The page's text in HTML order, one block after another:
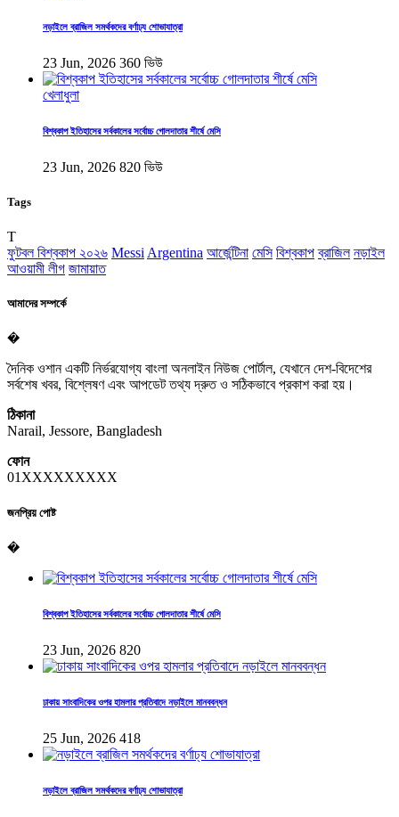
নড়াইলে ব্রাজিল সমর্থকদের বর্ণাঢ্য শোভাযাত্রা
23 Jun, 2026 360 ভিউ
খেলাধুলা
বিশ্বকাপ ইতিহাসের সর্বকালের সর্বোচ্চ গোলদাতার শীর্ষে মেসি
23 Jun, 2026 820 ভিউ
Tags
T
ফুটবল বিশ্বকাপ ২০২৬ Messi Argentina আর্জেন্টিনা মেসি বিশ্বকাপ ব্রাজিল নড়াইল
আওয়ামী লীগ জামায়াত
আমাদের সম্পর্কে
�
দৈনিক ওশান একটি নির্ভরযোগ্য বাংলা অনলাইন নিউজ পোর্টাল, যেখানে দেশ-বিদেশের
সর্বশেষ খবর, বিশ্লেষণ এবং আপডেট তথ্য দ্রুত ও সঠিকভাবে প্রকাশ করা হয়।
ঠিকানা
Narail, Jessore, Bangladesh
ফোন
01XXXXXXXXX
জনপ্রিয় পোষ্ট
�
বিশ্বকাপ ইতিহাসের সর্বকালের সর্বোচ্চ গোলদাতার শীর্ষে মেসি
23 Jun, 2026 820
ঢাকায় সাংবাদিকের ওপর হামলার প্রতিবাদে নড়াইলে মানববন্ধন
25 Jun, 2026 418
নড়াইলে ব্রাজিল সমর্থকদের বর্ণাঢ্য শোভাযাত্রা